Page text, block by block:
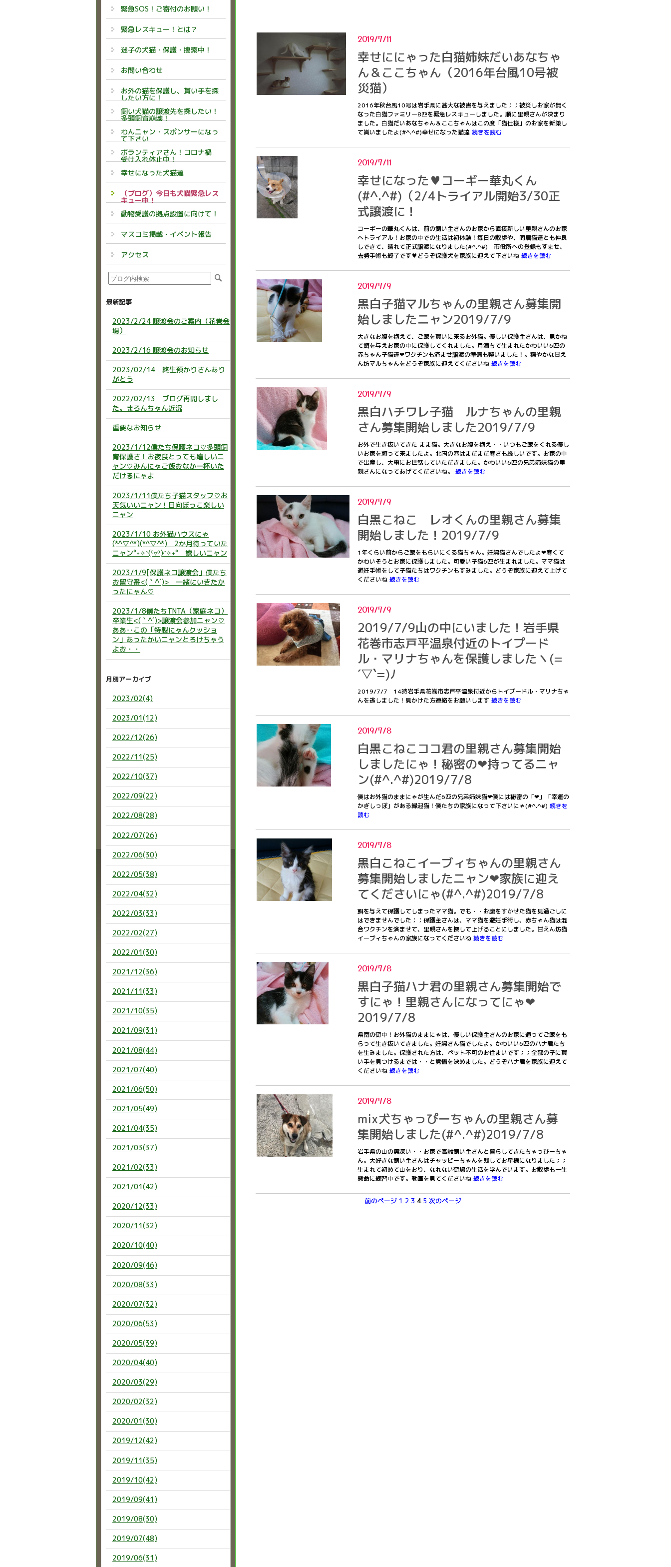
2019/7/11
幸せににゃった白猫姉妹だいあなちゃ
ん＆ここちゃん（2016年台風10号被
災猫）
2016年秋台風10号は岩手県に甚大な被害を与えました；；被災しお家が無く
なった白猫ファミリー8匹を緊急レスキューしました。順に里親さんが決まり
ました。白猫だいあなちゃん＆ここちゃんはこの度「猫仕様」のお家を新築し
て貰いましたよ(#^.^#)幸せになった猫達 続きを読む
2019/7/11
幸せになった♥コーギー華丸くん
(#^.^#)（2/4トライアル開始3/30正
式譲渡に！
コーギーの華丸くんは、前の飼い主さんのお家から直接新しい里親さんのお家
へトライアル！お家の中での生活は初体験！毎日の散歩や、同居猫達とも仲良
しできて、晴れて正式譲渡になりました(#^.^#) 市役所への登録もすませ、
去勢手術も終了です♥どうぞ保護犬を家族に迎えて下さいね 続きを読む
2019/7/9
黒白子猫マルちゃんの里親さん募集開
始しましたニャン2019/7/9
大きなお腹を抱えて、ご飯を貰いに来るお外猫。優しい保護主さんは、見かね
て餌を与えお家の中に保護してくれました。月満ちて生まれたかわいい6匹の
赤ちゃん子猫達❤ワクチンも済ませ譲渡の準備も整いました！。穏やかな甘え
ん坊マルちゃんをどうぞ家族に迎えてくださいね 続きを読む
2019/7/9
黒白ハチワレ子猫 ルナちゃんの里親
さん募集開始しました2019/7/9
お外で生き抜いてきた まま猫。大きなお腹を抱え・・いつもご飯をくれる優し
いお家を頼って来ましたよ。北国の春はまだまだ寒さも厳しいです。お家の中
で出産し、大事にお世話していただきました。かわいい6匹の兄弟姉妹猫の里
親さんになってあげてくださいね。 続きを読む
2019/7/9
白黒こねこ レオくんの里親さん募集
開始しました！2019/7/9
1年くらい前からご飯をもらいにくる猫ちゃん。妊婦猫さんでしたよ❤寒くて
かわいそうとお家に保護しました。可愛い子猫6匹が生まれました。ママ猫は
避妊手術をして子猫たちはワクチンもすみました。どうぞ家族に迎えて上げて
くださいね 続きを読む
2019/7/9
2019/7/9山の中にいました！岩手県
花巻市志戸平温泉付近のトイプード
ル・マリナちゃんを保護しましたヽ(=
´▽`=)ﾉ
2019/7/7 14時岩手県花巻市志戸平温泉付近からトイプードル・マリナちゃ
んを逃しました！見かけた方連絡をお願いします 続きを読む
2019/7/8
白黒こねこココ君の里親さん募集開始
しましたにゃ！秘密の❤持ってるニャ
ン(#^.^#)2019/7/8
僕はお外猫のままにゃが生んだ6匹の兄弟姉妹猫❤僕には秘密の「❤」「幸運の
かぎしっぽ」がある縁起猫！僕たちの家族になって下さいにゃ(#^.^#) 続きを
読む
2019/7/8
黒白こねこイーブィちゃんの里親さん
募集開始しましたニャン❤家族に迎え
てくださいにゃ(#^.^#)2019/7/8
餌を与えて保護してしまったママ猫。でも・・お腹をすかせた猫を見過ごしに
はできませんでした；；保護主さんは、ママ猫を避妊手術し、赤ちゃん猫は混
合ワクチンを済ませて、里親さんを探して上げることにしました。甘えん坊猫
イーブィちゃんの家族になってくださいね 続きを読む
2019/7/8
黒白子猫ハナ君の里親さん募集開始で
すにゃ！里親さんになってにゃ❤
2019/7/8
県南の街中！お外猫のままにゃは、優しい保護主さんのお家に通ってご飯をも
らって生き抜いてきました。妊婦さん猫でしたよ。かわいい6匹のハナ君たち
を生みました。保護された方は、ペット不可のお住まいです；；全部の子に貰
い手を見つけるまでは・・と覚悟を決めました。どうぞハナ君を家族に迎えて
くださいね 続きを読む
2019/7/8
mix犬ちゃっぴーちゃんの里親さん募
集開始しました(#^.^#)2019/7/8
岩手県の山の奥深い・・お家で高齢飼い主さんと暮らしてきたちゃっぴーちゃ
ん。大好きな飼い主さんはチャッピーちゃんを残してお星様になりました；；
生まれて初めて山をおり、なれない街場の生活を学んでいます。お散歩も一生
懸命に練習中です。動画を見てくださいね 続きを読む
前のページ 1 2 3 4 5 次のページ
緊急SOS！ご寄付のお願い！
緊急レスキュー！とは？
迷子の犬猫・保護・捜索中！
お問い合わせ
お外の猫を保護し、貰い手を探
したい方に！
飼い犬猫の譲渡先を探したい！
多頭飼育崩壊！
わんニャン・スポンサーになっ
て下さい
ボランティアさん！コロナ禍
受け入れ休止中！
幸せになった犬猫達
（ブログ）今日も犬猫緊急レス
キュー中！
動物愛護の拠点設置に向けて！
マスコミ掲載・イベント報告
アクセス
最新記事
2023/2/24 譲渡会のご案内（花巻会
場）
2023/2/16 譲渡会のお知らせ
2023/02/14 終生預かりさんあり
がとう
2022/02/13 ブログ再開しまし
た。まろんちゃん近況
重要なお知らせ
2023/1/12僕たち保護ネコ♡多頭飼
育保護さ！お夜食とっても嬉しいニ
ャン♡みんにゃご飯おなか一杯いた
だけるにゃよ
2023/1/11僕たち子猫スタッフ♡お
天気いいニャン！日向ぼっこ楽しい
ニャン
2023/1/10 お外猫ハウスにゃ
(*^▽^*)(*^▽^*) 2か月待っていた
ニャン°˖✧◝(⁰▿⁰)◜✧˖° 嬉しいニャン
2023/1/9[保護ネコ譲渡会」僕たち
お留守番<(｀^´)> 一緒にいきたか
ったにゃん♡
2023/1/8僕たちTNTA（家庭ネコ）
卒業生<(｀^´)>譲渡会参加ニャン♡
ああ‥この「特製にゃんクッショ
ン」あったかいニャンとろけちゃう
よお・・
月別アーカイブ
2023/02(4)
2023/01(12)
2022/12(26)
2022/11(25)
2022/10(37)
2022/09(22)
2022/08(28)
2022/07(26)
2022/06(30)
2022/05(38)
2022/04(32)
2022/03(33)
2022/02(27)
2022/01(30)
2021/12(36)
2021/11(33)
2021/10(35)
2021/09(31)
2021/08(44)
2021/07(40)
2021/06(50)
2021/05(49)
2021/04(35)
2021/03(37)
2021/02(33)
2021/01(42)
2020/12(33)
2020/11(32)
2020/10(40)
2020/09(46)
2020/08(33)
2020/07(32)
2020/06(53)
2020/05(39)
2020/04(40)
2020/03(29)
2020/02(32)
2020/01(30)
2019/12(42)
2019/11(35)
2019/10(42)
2019/09(41)
2019/08(30)
2019/07(48)
2019/06(31)